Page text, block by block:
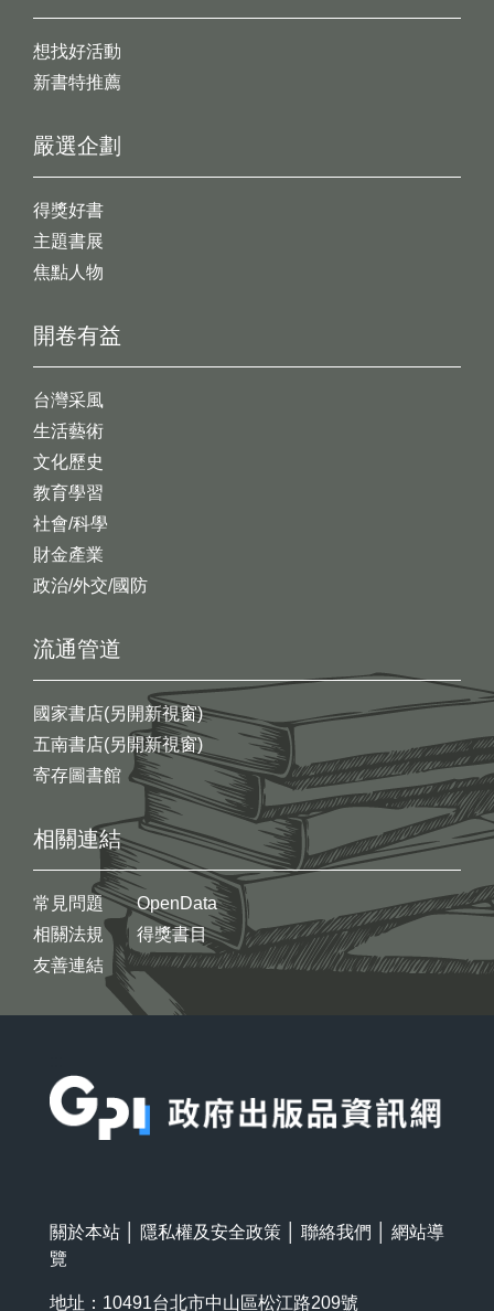
想找好活動
新書特推薦
開卷有益
台灣采風
生活藝術
文化歷史
教育學習
社會/科學
財金產業
政治/外交/國防
嚴選企劃
得獎好書
主題書展
焦點人物
流通管道
國家書店(另開新視窗)
五南書店(另開新視窗)
寄存圖書館
相關連結
常見問題
相關法規
友善連結
OpenData
得獎書目
關於本站 隱私權及安全政策 聯絡我們
網站導
覽
地址：10491台北市中山區松江路209號